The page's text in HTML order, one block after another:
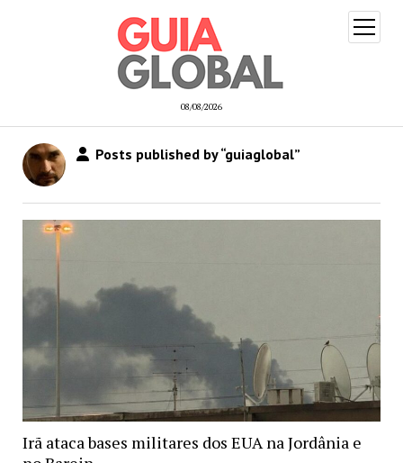
08/08/2026
open
menu
Posts published by “guiaglobal”
Irã ataca bases militares dos EUA na Jordânia e